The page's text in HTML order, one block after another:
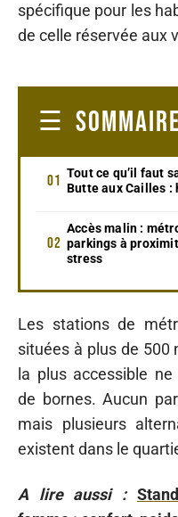
spécifique pour les
de celle réservée aux
SOMMAIRE
Tout ce qu’il faut
Butte aux Cailles :
Accès malin :
parkings à
stress
Les stations de
situées à plus de 500
la plus accessible
de bornes. Aucun
mais plusieurs
existent dans le
A lire aussi :